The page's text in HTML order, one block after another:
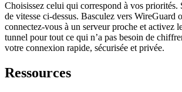
Choisissez celui qui correspond à vos priorités.
de vitesse ci-dessus. Basculez vers WireGuard
connectez-vous à un serveur proche et activez
tunnel pour tout ce qui n’a pas besoin de
votre connexion rapide, sécurisée et privée.
Ressources